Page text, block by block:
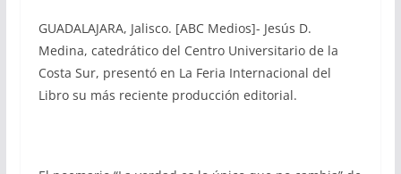
GUADALAJARA, Jalisco. [ABC Medios]- Jesús D.
Medina, catedrático del Centro Universitario de la
Costa Sur, presentó en La Feria Internacional del
Libro su más reciente producción editorial.